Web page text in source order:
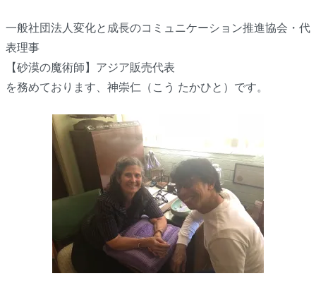
一般社団法人変化と成長のコミュニケーション推進協会・代
表理事
【砂漠の魔術師】アジア販売代表
を務めております、神崇仁（こう たかひと）です。